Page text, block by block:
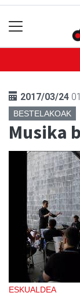
2017/03/24
BESTELAKOAK
Musika
ESKUALDEA